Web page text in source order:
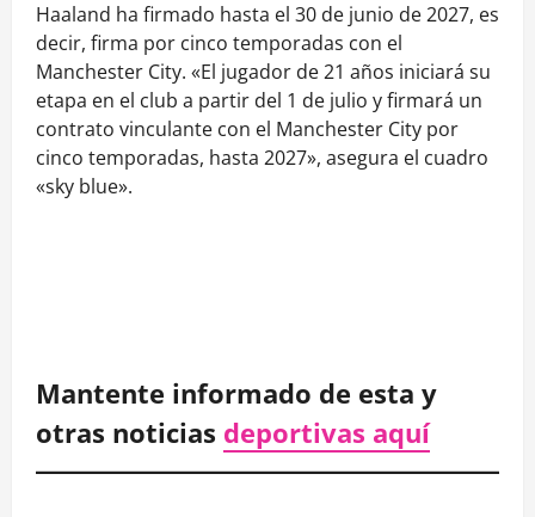
Haaland ha firmado hasta el 30 de junio de 2027, es
decir, firma por cinco temporadas con el
Manchester City. «El jugador de 21 años iniciará su
etapa en el club a partir del 1 de julio y firmará un
contrato vinculante con el Manchester City por
cinco temporadas, hasta 2027», asegura el cuadro
«sky blue».
Mantente informado de esta y
otras noticias deportivas aquí